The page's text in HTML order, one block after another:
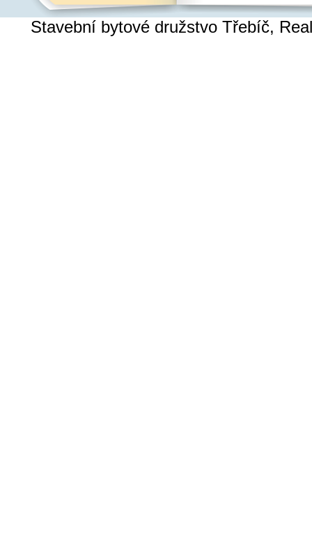
Stavební bytové družstvo Třebíč,